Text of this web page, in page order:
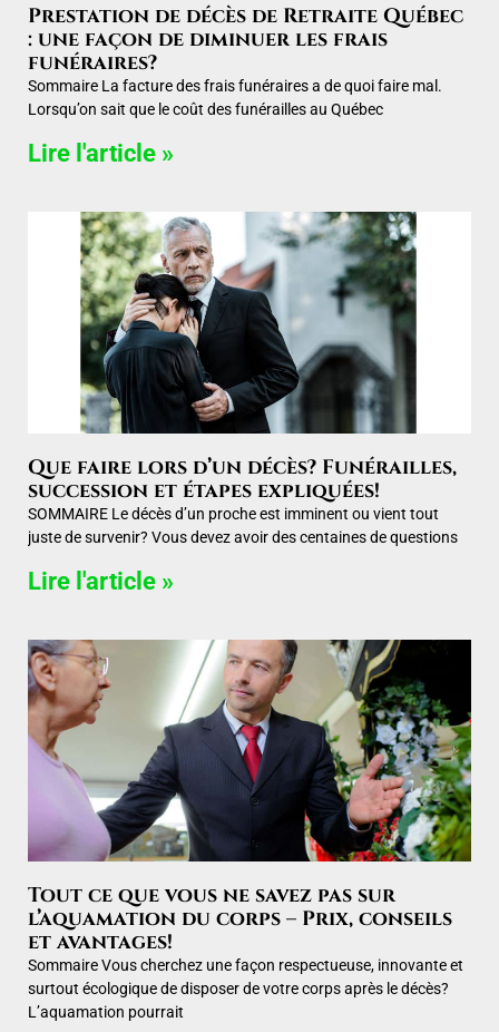
Prestation de décès de Retraite Québec
: une façon de diminuer les frais
funéraires?
Sommaire La facture des frais funéraires a de quoi faire mal.
Lorsqu’on sait que le coût des funérailles au Québec
Lire l'article »
Que faire lors d’un décès? Funérailles,
succession et étapes expliquées!
SOMMAIRE Le décès d’un proche est imminent ou vient tout
juste de survenir? Vous devez avoir des centaines de questions
Lire l'article »
Tout ce que vous ne savez pas sur
l’aquamation du corps – Prix, conseils
et avantages!
Sommaire Vous cherchez une façon respectueuse, innovante et
surtout écologique de disposer de votre corps après le décès?
L’aquamation pourrait